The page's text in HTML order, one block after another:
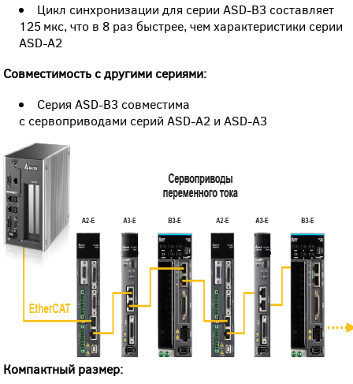
Цикл синхронизации для серии ASD-B3 составляет
125 мкс, что в 8 раз быстрее, чем характеристики серии
ASD-A2
Совместимость с другими сериями:
Серия ASD-B3 совместима
с сервоприводами серий ASD-A2 и ASD-A3
Компактный размер: